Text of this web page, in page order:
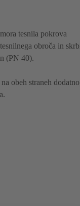
tesnila pokrova
obroča in
(PN 40).
obeh straneh dodatno